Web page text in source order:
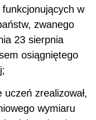
funkcjonujących w
zwanego
23 sierpnia
osiągniętego
zrealizował,
wymiaru